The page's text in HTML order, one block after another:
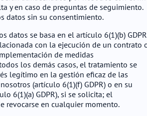
y en caso de preguntas de seguimiento.
datos sin su consentimiento.
datos se basa en el artículo 6(1)(b) GDPR
con la ejecución de un contrato
de medidas
los demás casos, el tratamiento se
legítimo en la gestión eficaz de las
(artículo 6(1)(f) GDPR) o en su
6(1)(a) GDPR), si se solicita; el
revocarse en cualquier momento.